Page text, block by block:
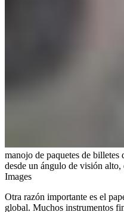
manojo de paquetes de billetes
desde un ángulo de visión
Images
Otra razón importante es el
global. Muchos instrumentos